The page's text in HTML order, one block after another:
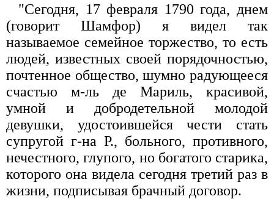
"Сегодня, 17 февраля 1790 года, днем
(говорит Шамфор) я видел так
называемое семейное торжество, то есть
людей, известных своей порядочностью,
почтенное общество, шумно радующееся
счастью м-ль де Мариль, красивой,
умной и добродетельной молодой
девушки, удостоившейся чести стать
супругой г-на Р., больного, противного,
нечестного, глупого, но богатого старика,
которого она видела сегодня третий раз в
жизни, подписывая брачный договор.